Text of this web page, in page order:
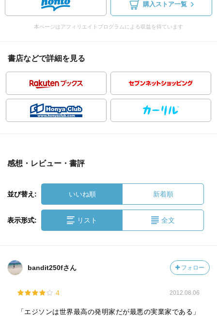
購入ストア一覧
本ページはアフィリエイトプログラムによる収益を得ています
書店などで詳細を見る
感想・レビュー・書評
並び替え: いいね順 新着順
表示形式: リスト 全文
bandit250fさん フォロー
4 2012.08.06
「エジソンは世界最高の発明家だが最悪の実業家である」